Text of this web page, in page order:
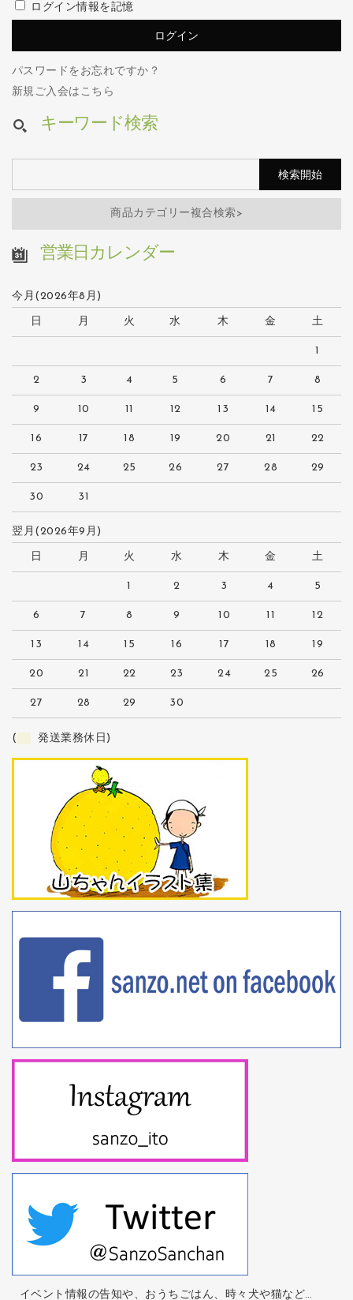
ログイン情報を記憶
パスワードをお忘れですか？
新規ご入会はこちら
キーワード検索
商品カテゴリー複合検索>
営業日カレンダー
今月(2026年8月)
日 月 火 水 木 金 土
1
2 3 4 5 6 7 8
9 10 11 12 13 14 15
16 17 18 19 20 21 22
23 24 25 26 27 28 29
30 31
翌月(2026年9月)
日 月 火 水 木 金 土
1 2 3 4 5
6 7 8 9 10 11 12
13 14 15 16 17 18 19
20 21 22 23 24 25 26
27 28 29 30
( 発送業務休日)
イベント情報の告知や、おうちごはん、時々犬や猫など…